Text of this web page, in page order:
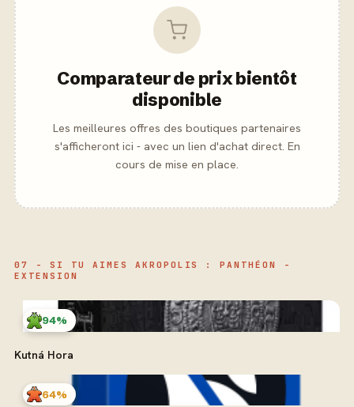
Comparateur de prix bientôt
disponible
Les meilleures offres des boutiques partenaires
s'afficheront ici - avec un lien d'achat direct. En
cours de mise en place.
07 - SI TU AIMES AKROPOLIS : PANTHÉON -
EXTENSION
94%
Kutná Hora
64%